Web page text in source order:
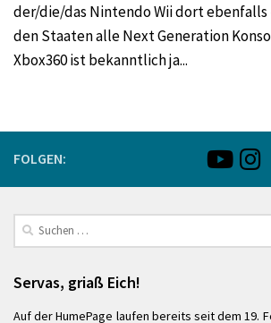
der/die/das Nintendo Wii dort ebenfalls
den Staaten alle Next Generation
Xbox360 ist bekanntlich ja...
FOLGEN:
Suchen
nach:
Servas, griaß Eich!
Auf der HumePage laufen bereits seit dem 19.